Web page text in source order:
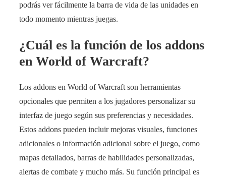
podrás ver fácilmente la barra de vida de las unidades en
todo momento mientras juegas.
¿Cuál es la función de los addons
en World of Warcraft?
Los addons en World of Warcraft son herramientas
opcionales que permiten a los jugadores personalizar su
interfaz de juego según sus preferencias y necesidades.
Estos addons pueden incluir mejoras visuales, funciones
adicionales o información adicional sobre el juego, como
mapas detallados, barras de habilidades personalizadas,
alertas de combate y mucho más. Su función principal es